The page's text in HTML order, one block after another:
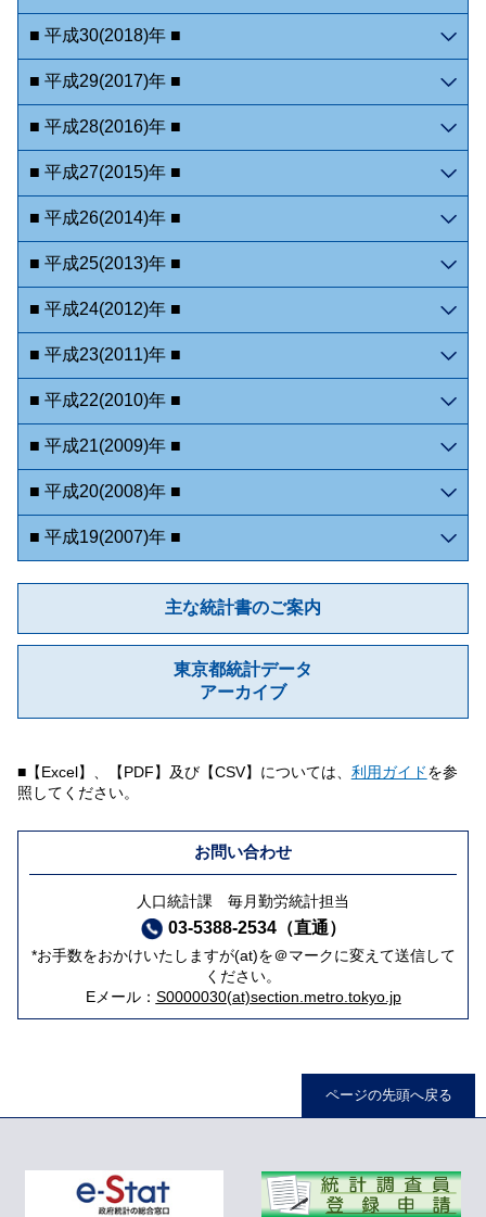
■ 平成30(2018)年 ■
■ 平成29(2017)年 ■
■ 平成28(2016)年 ■
■ 平成27(2015)年 ■
■ 平成26(2014)年 ■
■ 平成25(2013)年 ■
■ 平成24(2012)年 ■
■ 平成23(2011)年 ■
■ 平成22(2010)年 ■
■ 平成21(2009)年 ■
■ 平成20(2008)年 ■
■ 平成19(2007)年 ■
主な統計書のご案内
東京都統計データ
アーカイブ
■【Excel】、【PDF】及び【CSV】については、 利用ガイドを参
照してください。
お問い合わせ
人口統計課 毎月勤労統計担当
03-5388-2534（直通）
*お手数をおかけいたしますが(at)を＠マークに変えて送信して
ください。
Eメール： S0000030(at)section.metro.tokyo.jp
ページの先頭へ戻る